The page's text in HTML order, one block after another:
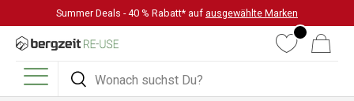
DIREKT ZUM INHALT
Summer Deals - 40 % Rabatt* auf ausgewählte Marken
Suchen
Suchen
WunschlisteWarenkorb
Menü